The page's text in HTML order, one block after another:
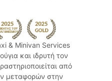
& Minivan Services
και ιδρυτή τον
από
μεταφορών στην